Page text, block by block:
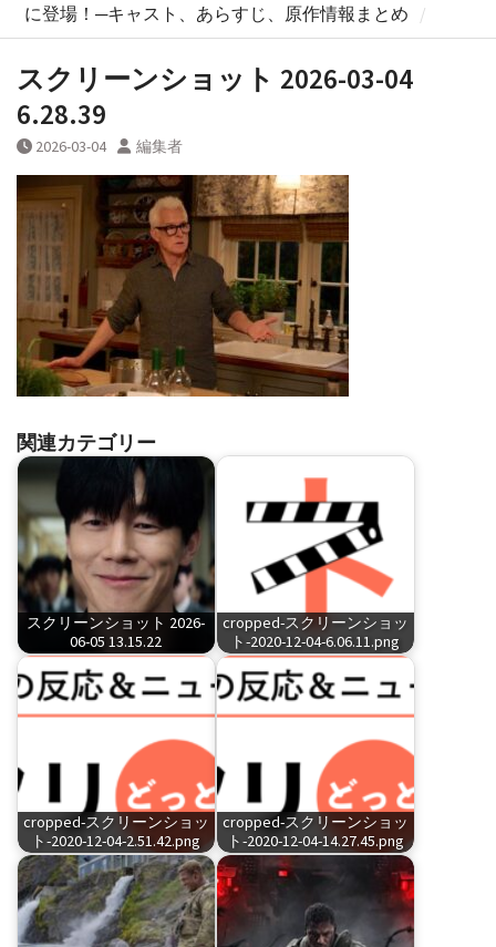
に登場！─キャスト、あらすじ、原作情報まとめ
スクリーンショット 2026-03-04
6.28.39
2026-03-04 編集者
関連カテゴリー
スクリーンショット 2026-
06-05 13.15.22
cropped-スクリーンショッ
ト-2020-12-04-6.06.11.png
cropped-スクリーンショッ
ト-2020-12-04-2.51.42.png
cropped-スクリーンショッ
ト-2020-12-04-14.27.45.png